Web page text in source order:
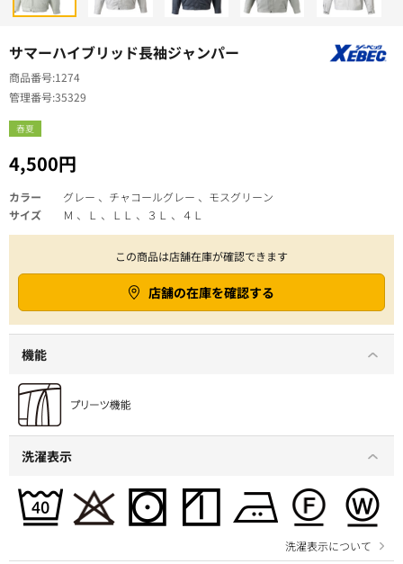
サマーハイブリッド長袖ジャンパー
春夏
4,500円
商品番号 1274
管理番号35329
カラー
グレー 、チャコールグレー 、モスグリーン
サイズ
Ｍ 、Ｌ 、ＬＬ 、３Ｌ 、４Ｌ
この商品は店舗在庫が確認できます
店舗の在庫を確認する
機能
洗濯表示
洗濯表示について